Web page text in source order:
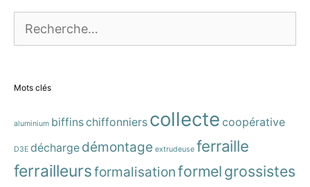
Mots clés
aluminium biffinschiffonniers collecte coopérative
D3E décharge démontage extrudeuse ferraille
ferrailleursformalisationformelgrossistes